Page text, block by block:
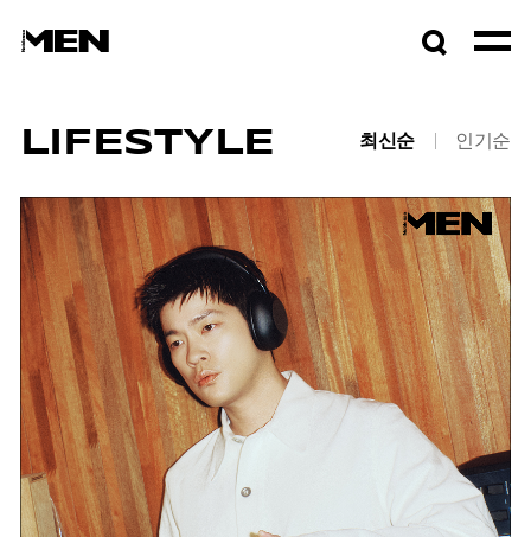
LIFESTYLE 최신순 인기순